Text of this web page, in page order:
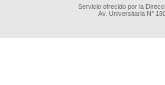
Servicio ofrecido por la
Av. Universitaria N°